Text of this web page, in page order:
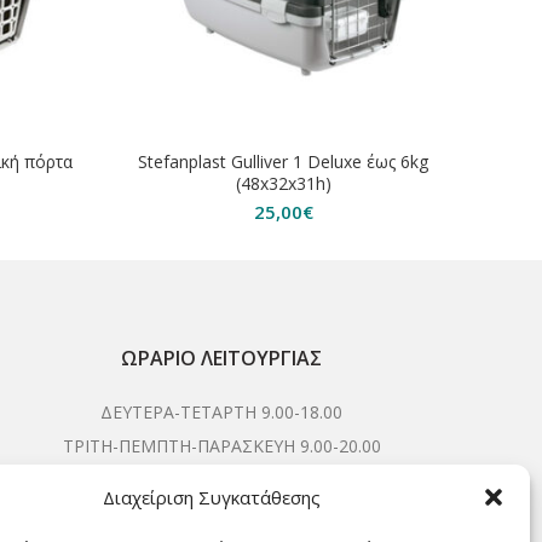
Διαχείριση Συγκατάθεσης
πόρτα
Stefanplast Gulliver 1 Deluxe έως 6kg
(48x32x31h)
25,00€
ΩΡΆΡΙΟ ΛΕΙΤΟΥΡΓΊΑΣ
ΔΕΥΤΕΡΑ-ΤΕΤΑΡΤΗ 9.00-18.00
ΤΡΙΤΗ-ΠΕΜΠΤΗ-ΠΑΡΑΣΚΕΥΗ 9.00-20.00